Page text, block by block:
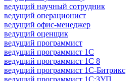
ведущий научный сотрудник
ведущий операционист
ведущий офис-менеджер
ведущий оценщик
ведущий программист
ведущий программист 1C
ведущий программист 1С 8
ведущий программист 1С-Битрикс
ведущий программист 1С:ЗУП